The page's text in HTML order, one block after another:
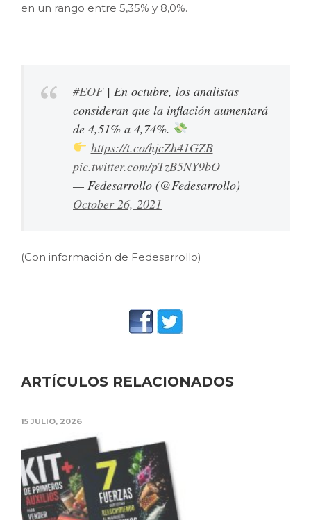
en un rango entre 5,35% y 8,0%.
#EOF| En octubre, los analistas
consideran que la inflación aumentará
de 4,51% a 4,74%.
https://t.co/hjcZh41GZB
pic.twitter.com/pTzB5NY9bO
— Fedesarrollo (@Fedesarrollo)
October 26, 2021
(Con información de Fedesarrollo)
ARTÍCULOS RELACIONADOS
15 JULIO, 2026